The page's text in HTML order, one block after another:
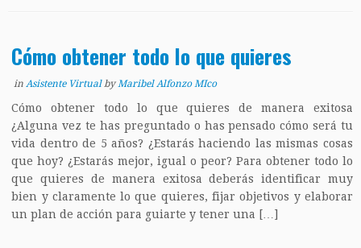
Cómo obtener todo lo que quieres
inAsistente VirtualbyMaribel Alfonzo MIco
Cómo obtener todo lo que quieres de manera exitosa
¿Alguna vez te has preguntado o has pensado cómo será tu
vida dentro de 5 años? ¿Estarás haciendo las mismas cosas
que hoy? ¿Estarás mejor, igual o peor? Para obtener todo lo
que quieres de manera exitosa deberás identificar muy
bien y claramente lo que quieres, fijar objetivos y elaborar
un plan de acción para guiarte y tener una […]